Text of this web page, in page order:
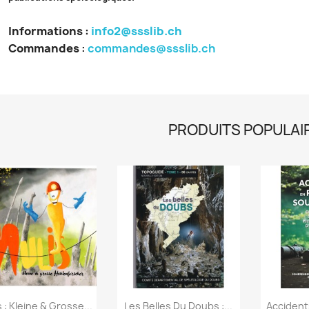
Informations : info2@ssslib.ch
Commandes: commandes@ssslib.ch
PRODUITS
Aperçu rapide
: Kleine & Grosse... Aperçu rapide
Les Belles Du Doubs :... 